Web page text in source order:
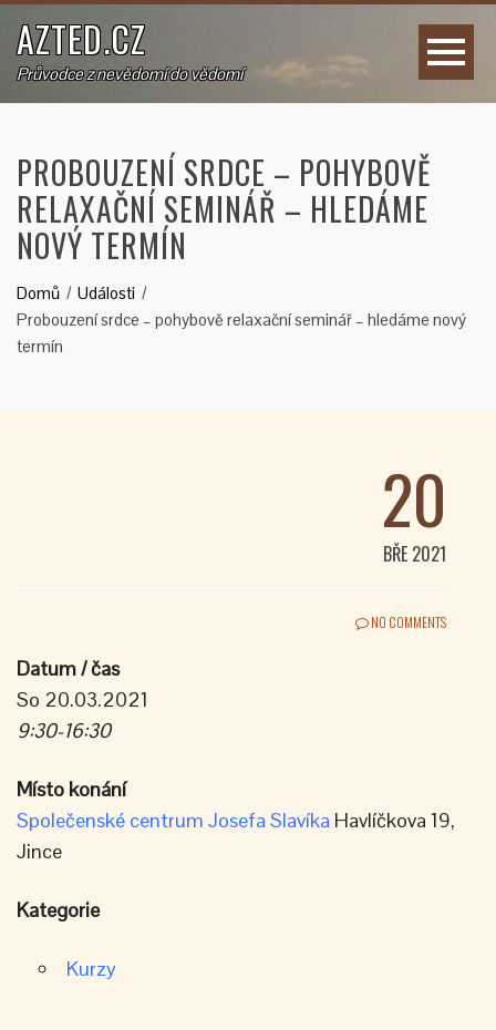
AZTED.CZ
Průvodce z nevědomí do vědomí
PROBOUZENÍ SRDCE – POHYBOVĚ
RELAXAČNÍ SEMINÁŘ – HLEDÁME
NOVÝ TERMÍN
Domů
Události
Probouzení srdce – pohybově relaxační seminář – hledáme nový
termín
20
BŘE 2021
NO COMMENTS
Datum / čas
So 20.03.2021
9:30-16:30
Místo konání
Společenské centrum Josefa Slavíka Havlíčkova 19,
Jince
Kategorie
Kurzy